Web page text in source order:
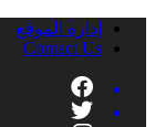
إدارة الموقع
Contact Us